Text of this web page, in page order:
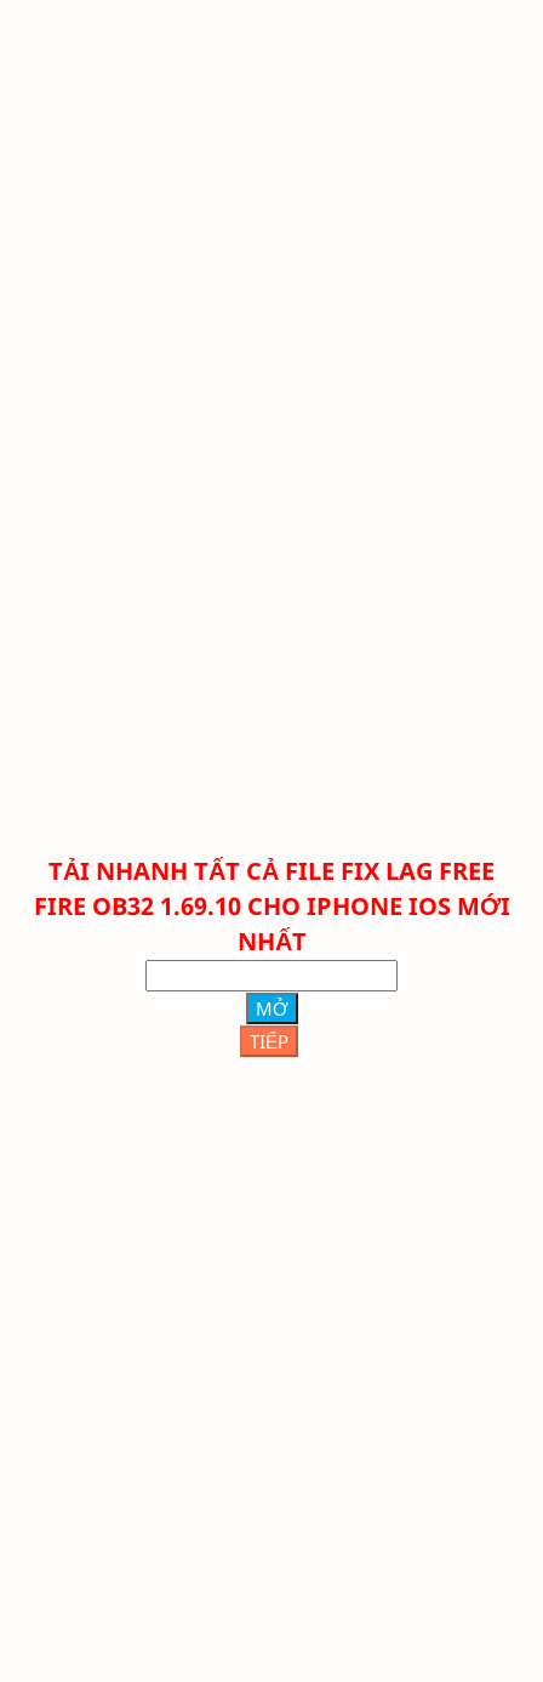
TẢI NHANH TẤT CẢ FILE FIX LAG FREE
FIRE OB32 1.69.10 CHO IPHONE IOS MỚI
NHẤT
MỞ
TIẾP